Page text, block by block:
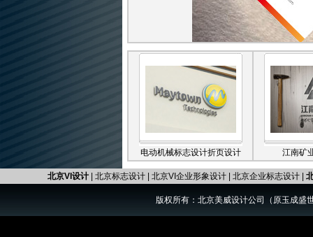
电动机械标志设计折页设计 江南矿
北京VI设计 北京标志设计 北京VI企业形象设计 北京企业标志设计
版权所有：北京美威设计公司（原玉